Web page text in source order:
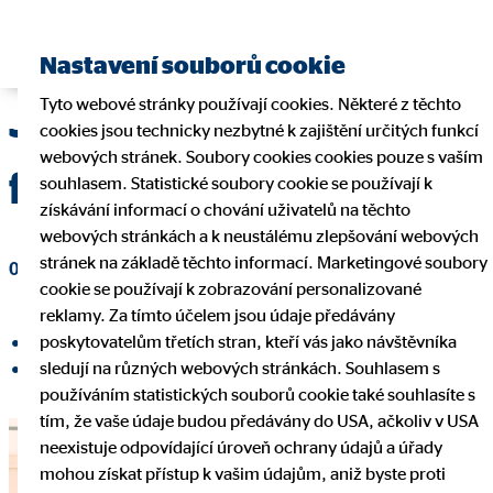
Jak je důležitá
finanční gramotnost
08. září 2020|OVB Allfinanz, a.s.
Sdílet na Facebooku
Sdílet na LinkedInu
Nastavení souborů cookie
Tyto webové stránky používají cookies. Některé z těchto
cookies jsou technicky nezbytné k zajištění určitých funkcí
webových stránek. Soubory cookies cookies pouze s vaším
souhlasem. Statistické soubory cookie se používají k
získávání informací o chování uživatelů na těchto
webových stránkách a k neustálému zlepšování webových
stránek na základě těchto informací. Marketingové soubory
cookie se používají k zobrazování personalizované
reklamy. Za tímto účelem jsou údaje předávány
poskytovatelům třetích stran, kteří vás jako návštěvníka
sledují na různých webových stránkách. Souhlasem s
používáním statistických souborů cookie také souhlasíte s
tím, že vaše údaje budou předávány do USA, ačkoliv v USA
neexistuje odpovídající úroveň ochrany údajů a úřady
mohou získat přístup k vašim údajům, aniž byste proti